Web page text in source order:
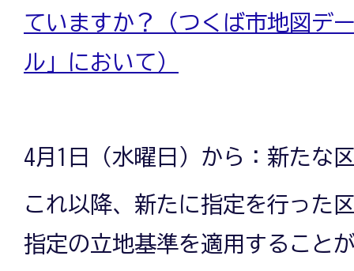
ていますか？（つくば市地図デ
ル」において）
4月1日（水曜日）から：新たな
これ以降、新たに指定を行った
指定の立地基準を適用すること